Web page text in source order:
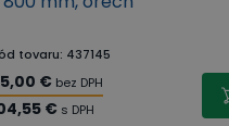
tovaru: 437145
€ bez DPH
€ s DPH